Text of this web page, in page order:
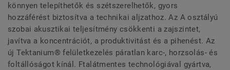
könnyen telepíthetők és szétszerelhetők, gyors
hozzáférést biztosítva a technikai aljzathoz. Az A osztályú
szobai akusztikai teljesítmény csökkenti a zajszintet,
javítva a koncentrációt, a produktivitást és a pihenést. Az
új Tektanium® felületkezelés páratlan karc-, horzsolás- és
foltállóságot kínál. Ftalátmentes technológiával gyártva,